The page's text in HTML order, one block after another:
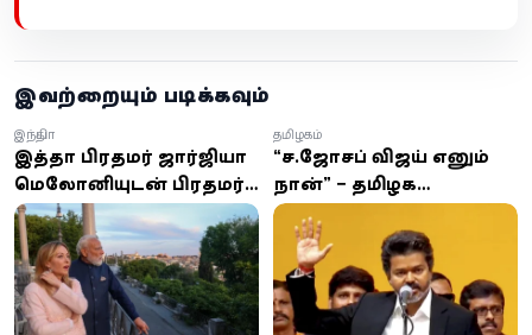
இவற்றையும் படிக்கவும்
இத்தாலி பிரதமர் ஜார்ஜியா
மெலோனியுடன் பிரதமர்
மோடி சந்திப்பு
இந்தியா
“ச.ஜோசப் விஜய் எனும்
நான்” – தமிழக
முதலமைச்சராக
பதவியேற்றார் விஜய்
தமிழகம்